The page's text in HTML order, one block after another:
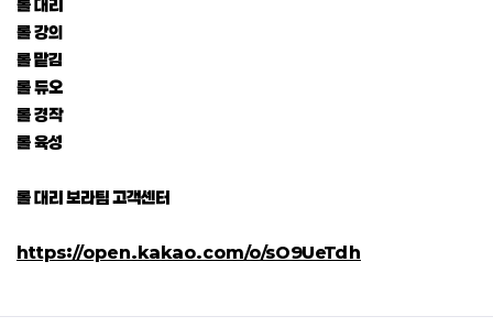
롤 강의
롤 맡김
롤 듀오
롤 경작
롤 육성
롤 대리 보라팀 고객센터
https://open.kakao.com/o/sO9UeTdh